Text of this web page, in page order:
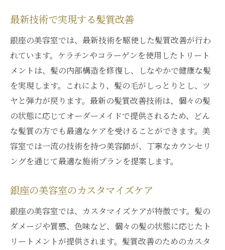
最新技術で実現する髪質改善
銀座の美容室では、最新技術を駆使した髪質改善が行わ
れています。ケラチンやコラーゲンを使用したトリート
メントは、髪の内部構造を修復し、しなやかで健康な髪
を実現します。これにより、髪の毛がしっとりとし、ツ
ヤと弾力が戻ります。最新の髪質改善技術は、個々の髪
の状態に応じてオーダーメイドで提供されるため、どん
な髪質の方でも最適なケアを受けることができます。美
容室では一流の技術を持つ美容師が、丁寧なカウンセリ
ングを通じて最適な施術プランを提案します。
銀座の美容室のカスタマイズケア
銀座の美容室では、カスタマイズケアが特徴です。髪の
ダメージや質感、色味など、個々の髪の状態に応じたト
リートメントが提供されます。髪質改善のためのカスタ